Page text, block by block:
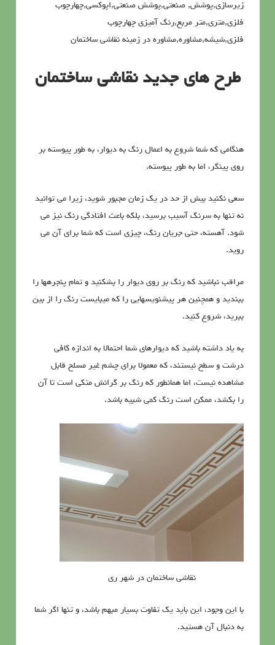
زیرسازی,پوشش, صنعتی,پوشش صنعتی,اپوکسی,چهارچوب
فلزی,متری,متر مربع,رنگ آمیزی چهارچوب
فلزی,شیشه,مشاوره,مشاوره در زمینه نقاشی ساختمان
طرح های جدید نقاشی ساختمان
هنگامی که شما شروع به اعمال رنگ به دیوار، به طور پیوسته بر
روی پینگر، اما به طور پیوسته.
سعی نکنید بیش از حد در یک زمان مجبور شوید، زیرا می توانید
نه تنها به سرنگ آسیب برسید، بلکه باعث افتادگی رنگ نیز می
شود. آهسته، حتی جریان رنگ، چیزی است که شما برای آن می
روید.
مراقب نباشید که رنگ بر روی دیوار را بشکنید و تمام پنجرهها را
ببندید و همچنین هر پیشنویسهایی را که میبایست رنگ را از بین
ببرید، شروع کنید.
به یاد داشته باشید که دیوارهای شما احتمالا به اندازه کافی
درشت و سطح نیستند، که معمولا برای چشم غیر مسلح قابل
مشاهده نیست، اما همانطور که رنگ بر گرانش متکی است تا آن
را بکشد، ممکن است رنگ کمی شبیه باشد.
نقاشی ساختمان در شهر ری
با این وجود، این باید یک تفاوت بسیار مبهم باشد، و تنها اگر شما
به دنبال آن هستید.